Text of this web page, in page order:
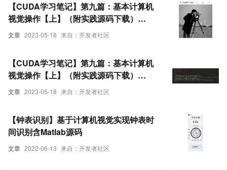
文章 2023-05-18 来自：开发者社区
【CUDA学习笔记】第九篇：基本计算机
视觉操作【上】（附实践源码下载）
（二）
文章 2023-05-18 来自：开发者社区
【CUDA学习笔记】第九篇：基本计算机
视觉操作【上】（附实践源码下载）
（一）
文章 2022-06-13 来自：开发者社区
【钟表识别】基于计算机视觉实现钟表时
间识别含Matlab源码